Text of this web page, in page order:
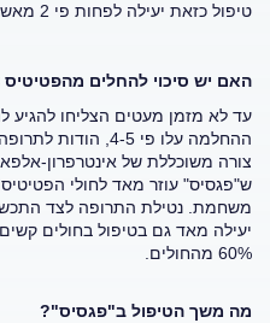
טיפול כזאת יעילה לפחות פי 2 מאשר נטילת אינטרפרון-אלפא לבדו.
האם יש סיכוי להחלים מהפטיטיס C?
עד לא מזמן מעטים הצליחו להגיע
ההחלמה עלו פי 4-
צורה משוכללת של אינטרפרון-
משחמת. נטילת התרופה לצד
60% מהחולים.
מה משך הטיפול ב"פגסיס"?